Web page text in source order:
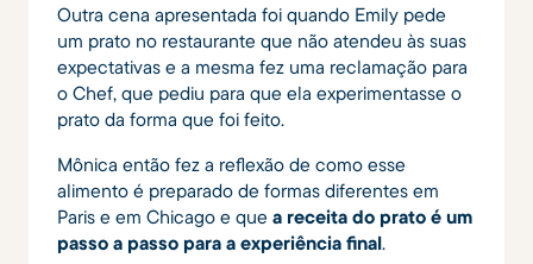
Outra cena apresentada foi quando Emily pede
um prato no restaurante que não atendeu às suas
expectativas e a mesma fez uma reclamação para
o Chef, que pediu para que ela experimentasse o
prato da forma que foi feito.
Mônica então fez a reflexão de como esse
alimento é preparado de formas diferentes em
Paris e em Chicago e que a receita do prato é um
passo a passo para a experiência final.